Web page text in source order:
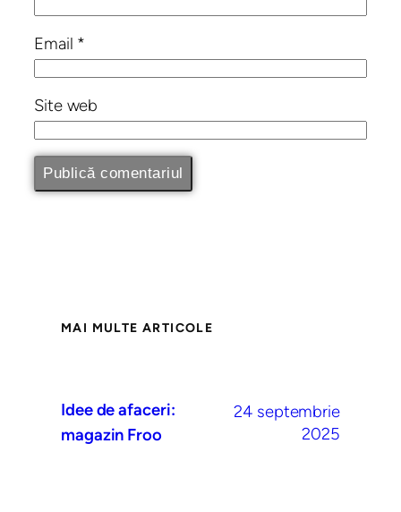
Email *
Site web
MAI MULTE ARTICOLE
Idee de afaceri:
magazin Froo
24 septembrie
2025